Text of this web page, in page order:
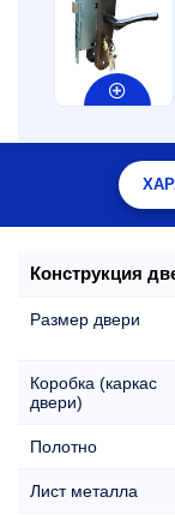
Конструкция
Размер двери
Коробка (каркас
двери)
Полотно
Лист металла